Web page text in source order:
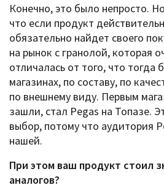
Конечно, это было непросто.
что если продукт
обязательно найдет своего
на рынок с гранолой, которая
отличалась от того, что тогда
магазинах, по составу, по
по внешнему виду. Первым
зашли, стал Pegas на Топазе.
выбор, потому что аудитория
нашей.
При этом ваш продукт стоил
аналогов?